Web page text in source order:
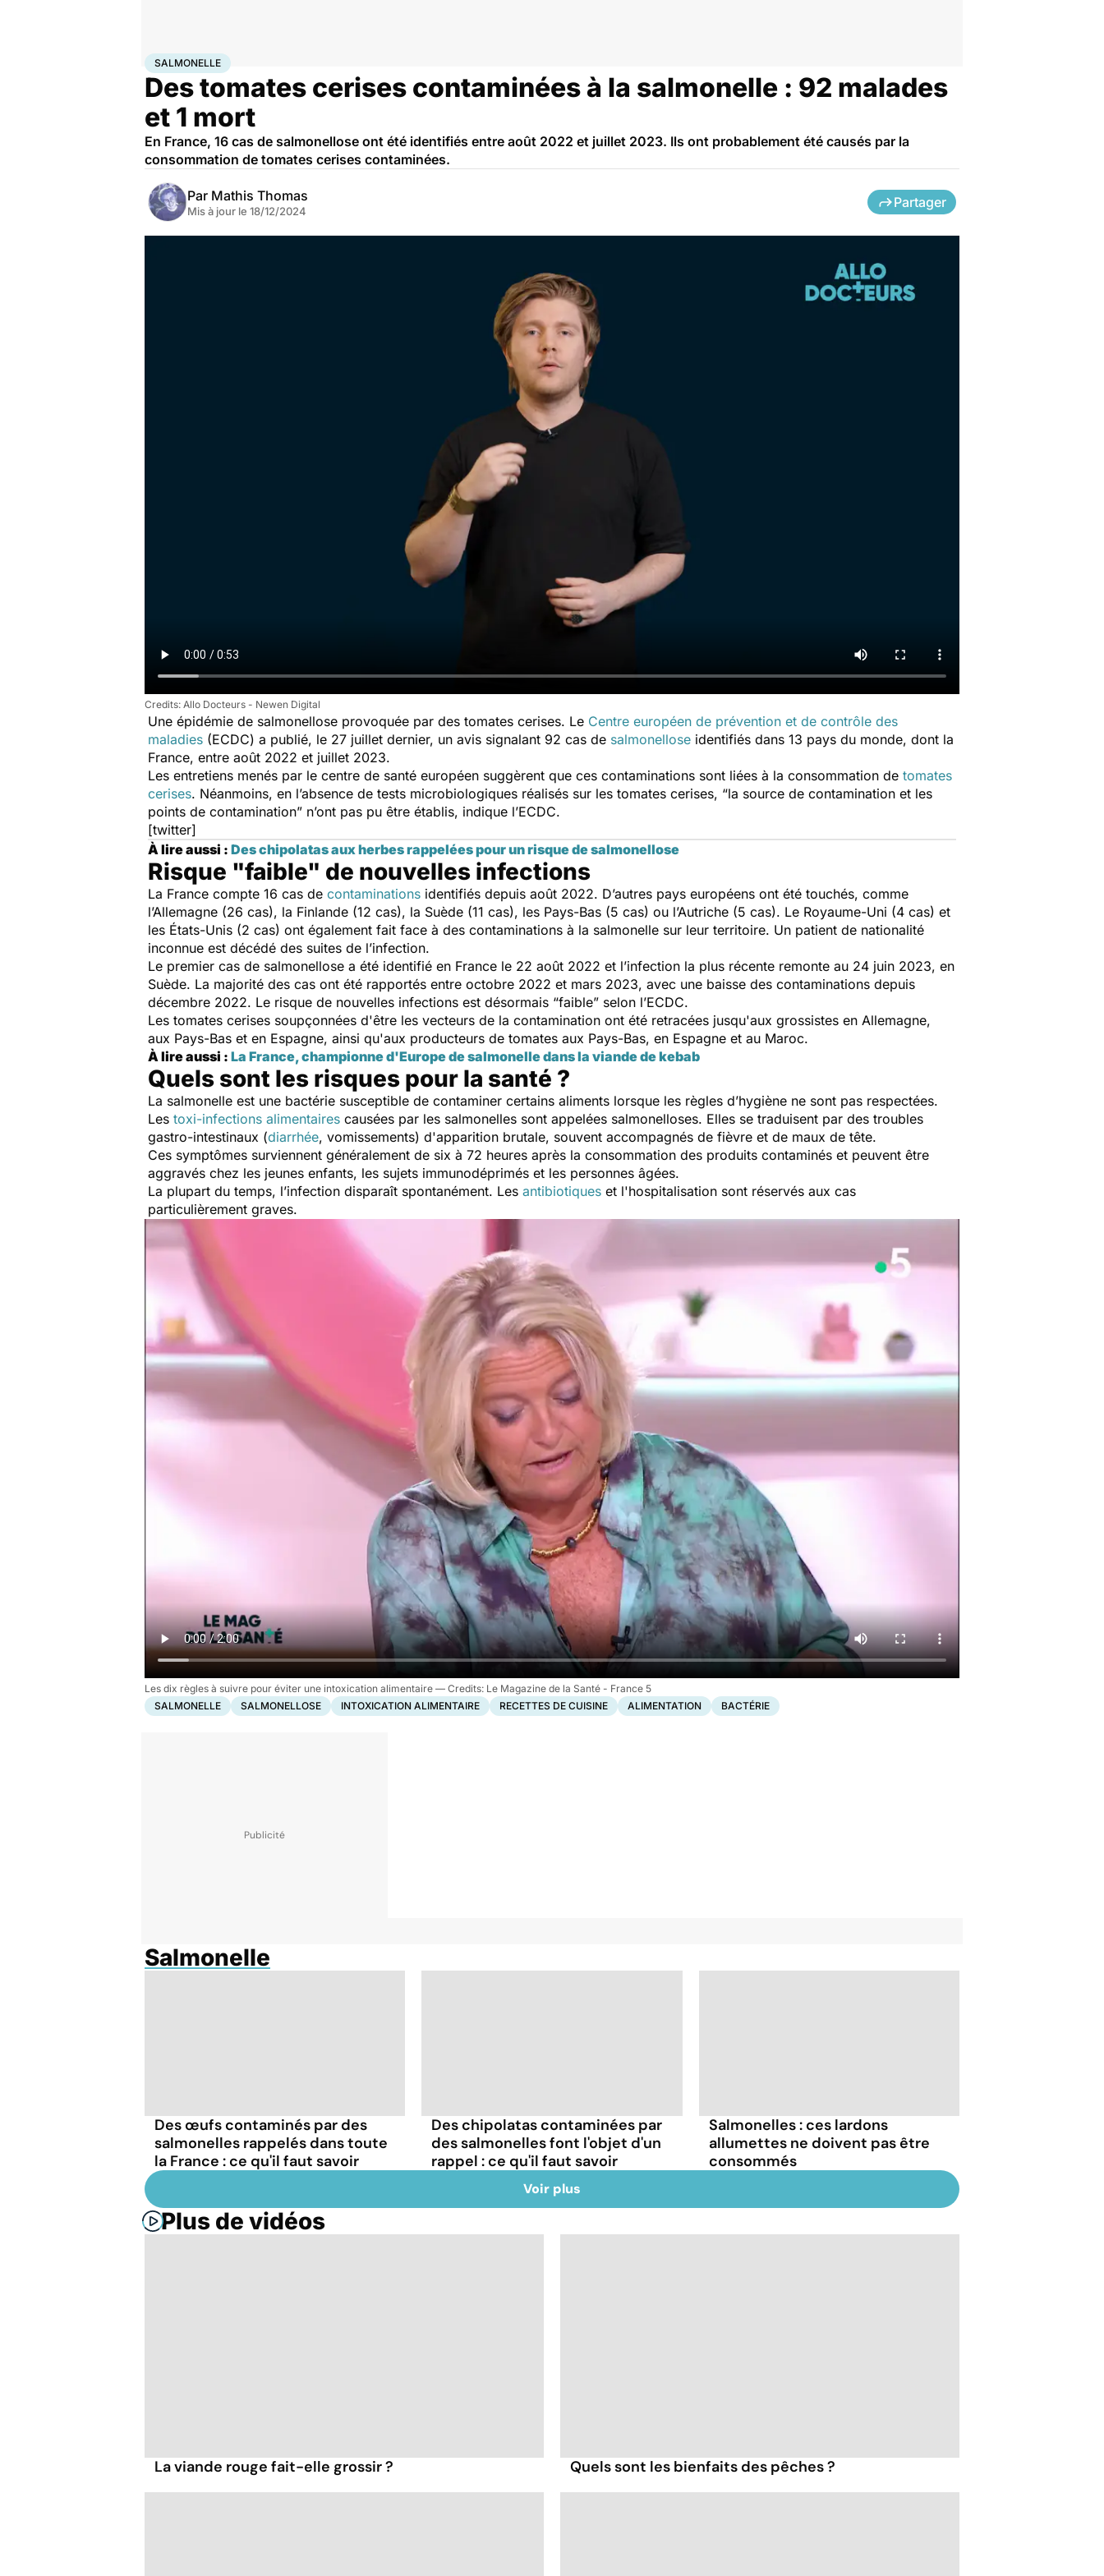
AccueilSanté Maladies
SALMONELLE
Des tomates cerises contaminées à la salmonelle : 92 malades
et 1 mort
En France, 16 cas de salmonellose ont été identifiés entre août 2022 et juillet 2023. Ils ont probablement été causés par la
consommation de tomates cerises contaminées.
Par Mathis Thomas
Mis à jour le 18/12/2024
Partager
Allo Docteurs - Newen Digital
Une épidémie de salmonellose provoquée par des tomates cerises. Le Centre européen de prévention et de contrôle des
maladies (ECDC) a publié, le 27 juillet dernier, un avis signalant 92 cas de salmonellose identifiés dans 13 pays du monde, dont la
France, entre août 2022 et juillet 2023.
Les entretiens menés par le centre de santé européen suggèrent que ces contaminations sont liées à la consommation de tomates
cerises. Néanmoins, en l’absence de tests microbiologiques réalisés sur les tomates cerises, “la source de contamination et les
points de contamination” n’ont pas pu être établis, indique l’ECDC.
[twitter]
À lire aussi : Des chipolatas aux herbes rappelées pour un risque de salmonellose
Risque "faible" de nouvelles infections
La France compte 16 cas de contaminations identifiés depuis août 2022. D’autres pays européens ont été touchés, comme
l’Allemagne (26 cas), la Finlande (12 cas), la Suède (11 cas), les Pays-Bas (5 cas) ou l’Autriche (5 cas). Le Royaume-Uni (4 cas) et
les États-Unis (2 cas) ont également fait face à des contaminations à la salmonelle sur leur territoire. Un patient de nationalité
inconnue est décédé des suites de l’infection.
Le premier cas de salmonellose a été identifié en France le 22 août 2022 et l’infection la plus récente remonte au 24 juin 2023, en
Suède. La majorité des cas ont été rapportés entre octobre 2022 et mars 2023, avec une baisse des contaminations depuis
décembre 2022. Le risque de nouvelles infections est désormais “faible” selon l’ECDC.
Les tomates cerises soupçonnées d'être les vecteurs de la contamination ont été retracées jusqu'aux grossistes en Allemagne,
aux Pays-Bas et en Espagne, ainsi qu'aux producteurs de tomates aux Pays-Bas, en Espagne et au Maroc.
À lire aussi : La France, championne d'Europe de salmonelle dans la viande de kebab
Quels sont les risques pour la santé ?
La salmonelle est une bactérie susceptible de contaminer certains aliments lorsque les règles d’hygiène ne sont pas respectées.
Les toxi-infections alimentaires causées par les salmonelles sont appelées salmonelloses. Elles se traduisent par des troubles
gastro-intestinaux (diarrhée, vomissements) d'apparition brutale, souvent accompagnés de fièvre et de maux de tête.
Ces symptômes surviennent généralement de six à 72 heures après la consommation des produits contaminés et peuvent être
aggravés chez les jeunes enfants, les sujets immunodéprimés et les personnes âgées.
La plupart du temps, l’infection disparaît spontanément. Les antibiotiques et l'hospitalisation sont réservés aux cas
particulièrement graves.
Les dix règles à suivre pour éviter une intoxication alimentaire
Le Magazine de la Santé - France 5
SALMONELLE
SALMONELLOSE INTOXICATION ALIMENTAIRE RECETTES DE CUISINE ALIMENTATION BACTÉRIE
Salmonelle
Des œufs contaminés par des
salmonelles rappelés dans toute
la France : ce qu'il faut savoir
Des chipolatas contaminées par
des salmonelles font l'objet d'un
rappel : ce qu'il faut savoir
Salmonelles : ces lardons
allumettes ne doivent pas être
consommés
Voir plus
Plus de vidéos
La viande rouge fait-elle grossir ? Quels sont les bienfaits des pêches ?